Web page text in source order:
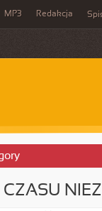
MP3 Redakcja